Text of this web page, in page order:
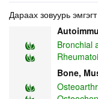
Дараах зовуурь
Bronchial
Bone,